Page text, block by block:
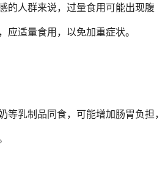
的人群来说，过量食用可能出现腹
适量食用，以免加重症状。
乳制品同食，可能增加肠胃负担，